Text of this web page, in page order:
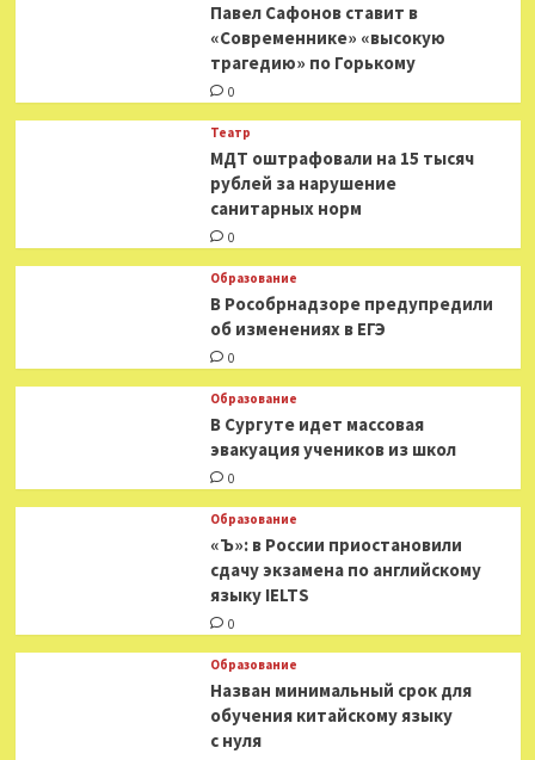
Павел Сафонов ставит в
«Современнике» «высокую
трагедию» по Горькому
0
Театр
МДТ оштрафовали на 15 тысяч
рублей за нарушение
санитарных норм
0
Образование
В Рособрнадзоре предупредили
об изменениях в ЕГЭ
0
Образование
В Сургуте идет массовая
эвакуация учеников из школ
0
Образование
«Ъ»: в России приостановили
сдачу экзамена по английскому
языку IELTS
0
Образование
Назван минимальный срок для
обучения китайскому языку
с нуля